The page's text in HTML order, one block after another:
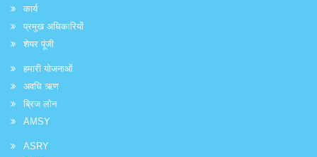
कार्य
प्रमुख अधिकारियों
शेयर पूंजी
हमारी योजनाओं
अवधि ऋण
ब्रिज लोन
AMSY
ASRY